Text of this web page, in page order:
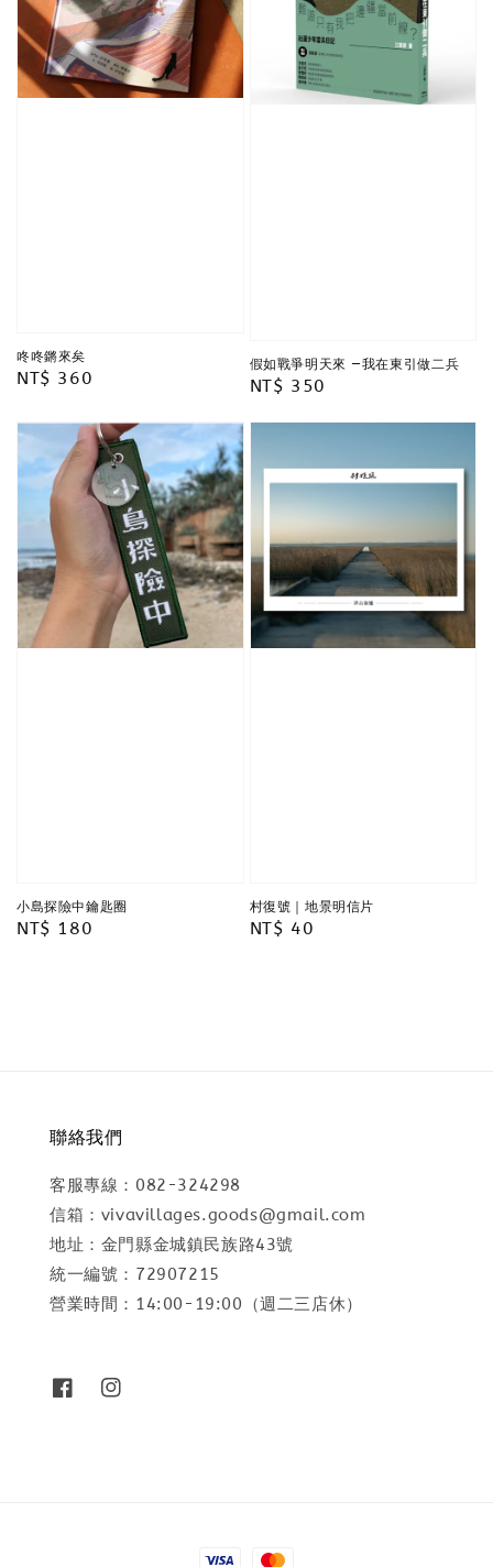
咚咚鏘來矣
Regular
NT$ 360
假如戰爭明天來 —我在東引做二兵
Regular
NT$ 350
小島探險中鑰匙圈
Regular
NT$ 180
村復號｜地景明信片
Regular
NT$ 40
聯絡我們
客服專線：082-324298
信箱：vivavillages.goods@gmail.com
地址：金門縣金城鎮民族路43號
統一編號：72907215
營業時間：14:00-19:00（週二三店休）